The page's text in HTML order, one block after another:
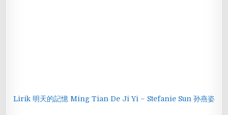
Lirik 明天的記憶 Ming Tian De Ji Yi – Stefanie Sun 孙燕姿